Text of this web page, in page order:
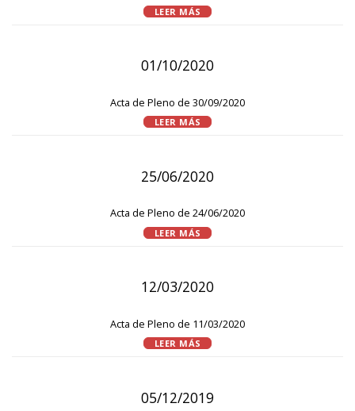
LEER MÁS
01/10/2020
Acta de Pleno de 30/09/2020
LEER MÁS
25/06/2020
Acta de Pleno de 24/06/2020
LEER MÁS
12/03/2020
Acta de Pleno de 11/03/2020
LEER MÁS
05/12/2019